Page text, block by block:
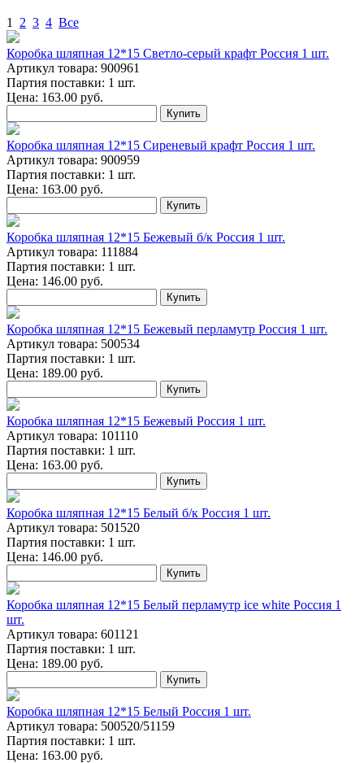
1 2 3 4 Все
Коробка шляпная 12*15 Светло-серый крафт Россия 1 шт.
Артикул товара: 900961
Партия поставки: 1 шт.
Цена: 163.00 руб.
Купить
Коробка шляпная 12*15 Сиреневый крафт Россия 1 шт.
Артикул товара: 900959
Партия поставки: 1 шт.
Цена: 163.00 руб.
Купить
Коробка шляпная 12*15 Бежевый б/к Россия 1 шт.
Артикул товара: 111884
Партия поставки: 1 шт.
Цена: 146.00 руб.
Купить
Коробка шляпная 12*15 Бежевый перламутр Россия 1 шт.
Артикул товара: 500534
Партия поставки: 1 шт.
Цена: 189.00 руб.
Купить
Коробка шляпная 12*15 Бежевый Россия 1 шт.
Артикул товара: 101110
Партия поставки: 1 шт.
Цена: 163.00 руб.
Купить
Коробка шляпная 12*15 Белый б/к Россия 1 шт.
Артикул товара: 501520
Партия поставки: 1 шт.
Цена: 146.00 руб.
Купить
Коробка шляпная 12*15 Белый перламутр ice white Россия 1
шт.
Артикул товара: 601121
Партия поставки: 1 шт.
Цена: 189.00 руб.
Купить
Коробка шляпная 12*15 Белый Россия 1 шт.
Артикул товара: 500520/51159
Партия поставки: 1 шт.
Цена: 163.00 руб.